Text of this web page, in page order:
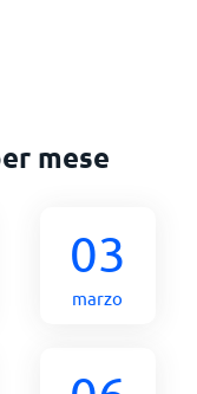
mese
03
marzo